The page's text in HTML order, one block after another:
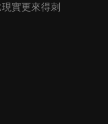
實更來得刺